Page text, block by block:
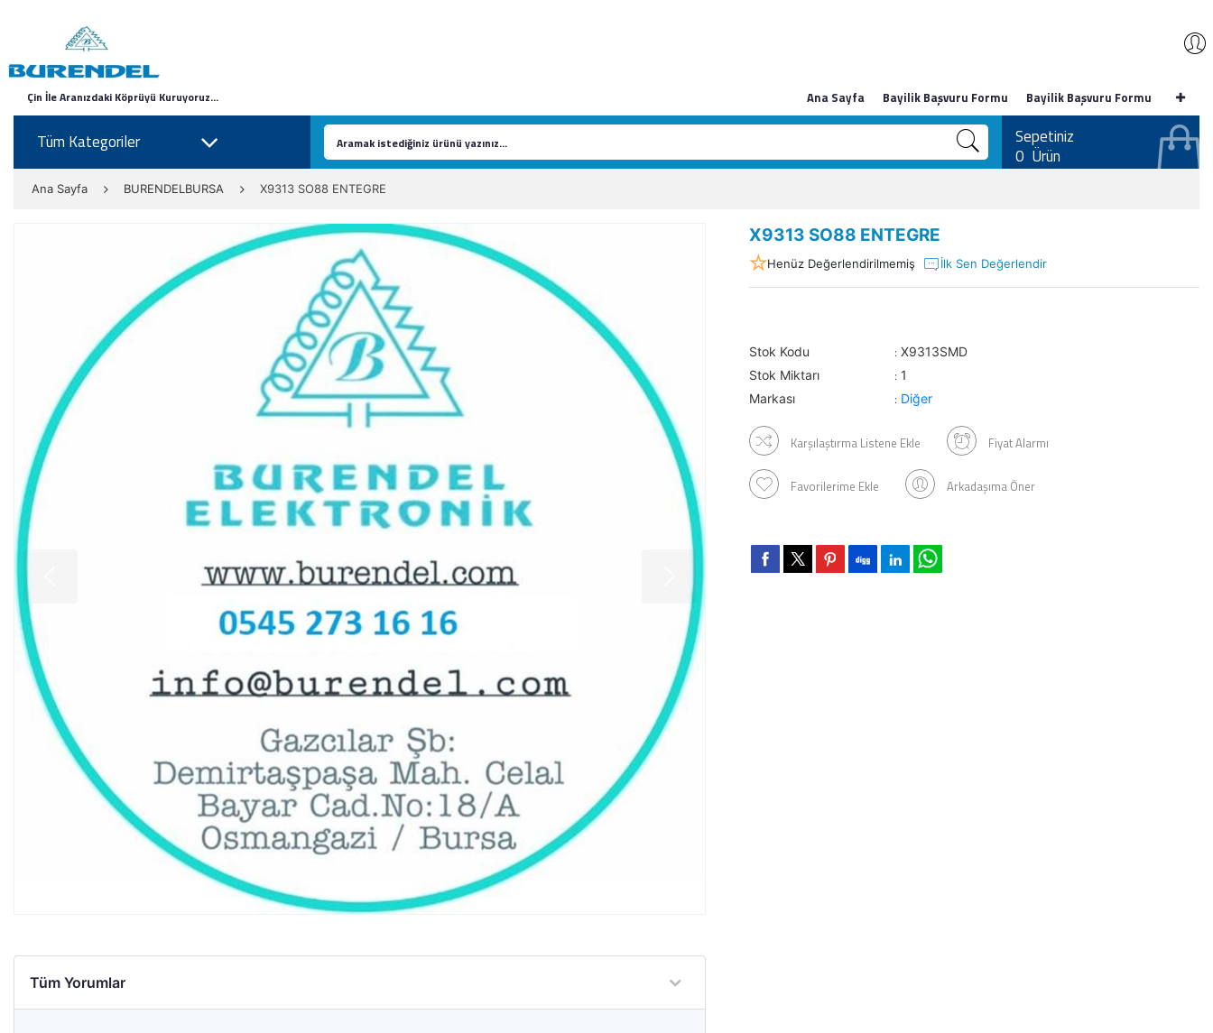
Çin İle Aranızdaki Köprüyü Kuruyoruz... Ana Sayfa Bayilik Başvuru Formu Bayilik Başvuru Formu
Tüm Kategoriler
Sepetiniz
0 Ürün
Ana Sayfa BURENDELBURSA X9313 SO88 ENTEGRE
Tüm Yorumlar
X9313 SO88 ENTEGRE
Henüz Değerlendirilmemiş İlk Sen Değerlendir
Stok Kodu : X9313SMD
Stok Miktarı
: 1
Markası
: Diğer
Karşılaştırma Listene Ekle Fiyat Alarmı
Favorilerime Ekle Arkadaşıma Öner